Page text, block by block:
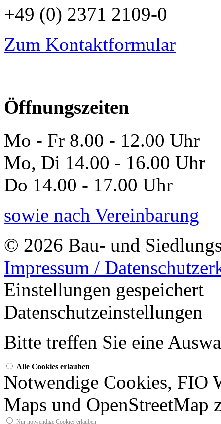
+49 (0) 2371 2109-0
Zum Kontaktformular
Öffnungszeiten
Mo - Fr 8.00 - 12.00 Uhr
Mo, Di 14.00 - 16.00 Uhr
Do 14.00 - 17.00 Uhr
sowie nach Vereinbarung
© 2026 Bau- und
Impressum /
Einstellungen gespeichert
Datenschutzeinstellungen
Bitte treffen Sie eine
Alle Cookies erlauben
Notwendige Cookies, FIO
Maps und OpenStreetMap
Nur notwendige Cookies erlauben